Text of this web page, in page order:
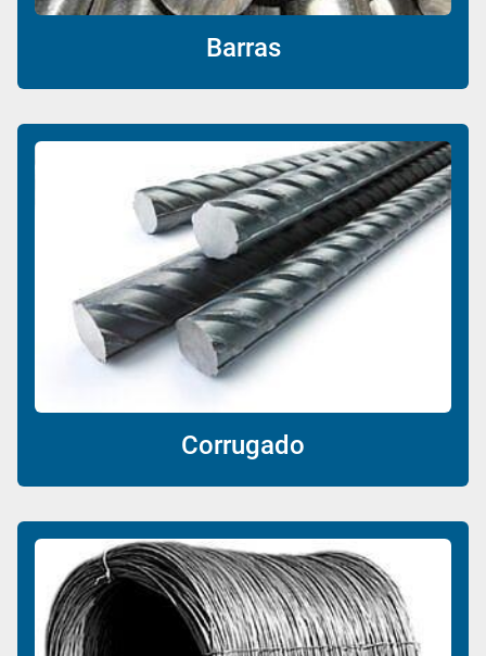
Barras
Corrugado